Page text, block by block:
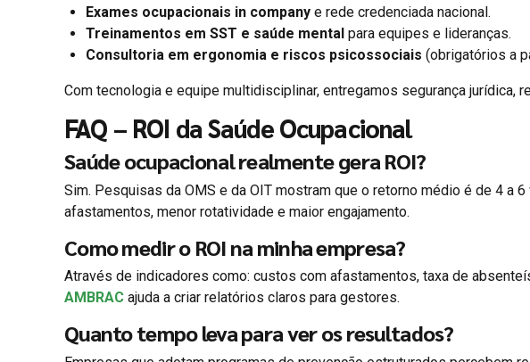
Exames ocupacionais in company e rede credenciada nacional.
Treinamentos em SST e saúde mental para equipes e lideranças.
Consultoria em ergonomia e riscos psicossociais (obrigatórios a
Com tecnologia e equipe multidisciplinar, entregamos segurança jurídica,
FAQ – ROI da Saúde Ocupacional
Saúde ocupacional realmente gera ROI?
Sim. Pesquisas da OMS e da OIT mostram que o retorno médio é de 4 a
afastamentos, menor rotatividade e maior engajamento.
Como medir o ROI na minha empresa?
Através de indicadores como: custos com afastamentos, taxa de
AMBRAC ajuda a criar relatórios claros para gestores.
Quanto tempo leva para ver os resultados?